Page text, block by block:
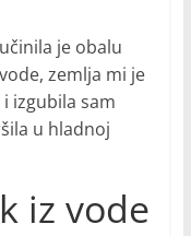
je obalu
zemlja mi je
izgubila sam
u hladnoj
iz vode